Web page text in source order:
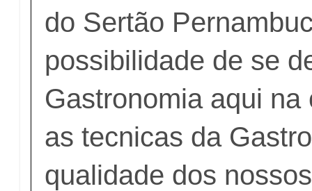
do Sertão
possibilidade de se
Gastronomia aqui na
as tecnicas da
qualidade dos